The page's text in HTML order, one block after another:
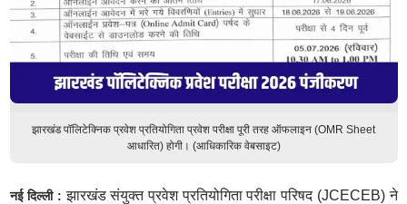
झारखंड पॉलिटेक्निक प्रवेश प्रतियोगिता प्रवेश परीक्षा पूरी तरह ऑफलाइन (OMR Sheet
आधारित) होगी। (आधिकारिक वेबसाइट)
नई दिल्ली : झारखंड संयुक्त प्रवेश प्रतियोगिता परीक्षा परिषद (JCECEB) ने